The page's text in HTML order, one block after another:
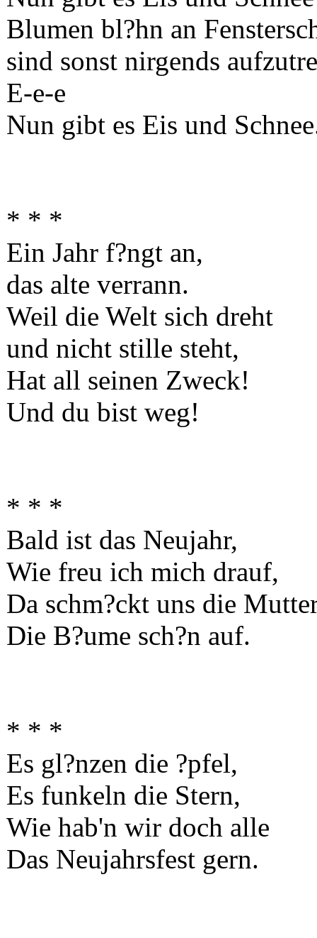
Blumen bl?hn an
sind sonst nirgends
E-e-e
Nun gibt es Eis und
* * *
Ein Jahr f?ngt an,
das alte verrann.
Weil die Welt sich dreht
und nicht stille steht,
Hat all seinen Zweck!
Und du bist weg!
* * *
Bald ist das Neujahr,
Wie freu ich mich drauf,
Da schm?ckt uns die
Die B?ume sch?n auf.
* * *
Es gl?nzen die ?pfel,
Es funkeln die Stern,
Wie hab'n wir doch alle
Das Neujahrsfest gern.